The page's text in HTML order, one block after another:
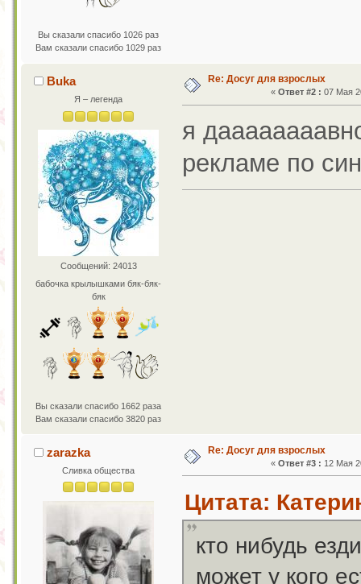
Вы сказали спасибо 1026 раз
Вам сказали спасибо 1029 раз
Buka
Я – легенда
Сообщений: 24013
бабочка крылышками бяк-бяк-
бяк
Вы сказали спасибо 1662 раза
Вам сказали спасибо 3820 раз
Re: Досуг для взрослых
«Ответ #2 : 07 Мая
я
рекламе по
zarazka
Сливка общества
Re: Досуг для взрослых
«Ответ #3 : 12 Мая
Цитата:
кто нибудь
может у кого